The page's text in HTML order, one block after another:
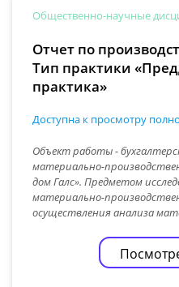
Общественно-научные
Отчет по
Тип практики
практика»
Доступна к просмотру
Объект работы -
материально-
дом Галс». Предметом
материально-
осуществления анализа